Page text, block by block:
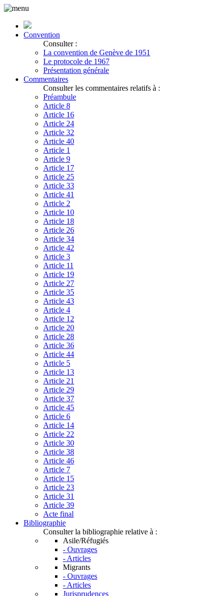
Convention
Consulter :
La convention de Genève de 1951
Le protocole de 1967
Présentation générale
Commentaires
Consulter les commentaires relatifs à :
Préambule
Article 8
Article 16
Article 24
Article 32
Article 40
Article 1
Article 9
Article 17
Article 25
Article 33
Article 41
Article 2
Article 10
Article 18
Article 26
Article 34
Article 42
Article 3
Article 11
Article 19
Article 27
Article 35
Article 43
Article 4
Article 12
Article 20
Article 28
Article 36
Article 44
Article 5
Article 13
Article 21
Article 29
Article 37
Article 45
Article 6
Article 14
Article 22
Article 30
Article 38
Article 46
Article 7
Article 15
Article 23
Article 31
Article 39
Acte final
Bibliographie
Consulter la bibliographie relative à :
Asile/Réfugiés
- Ouvrages
- Articles
Migrants
- Ouvrages
- Articles
Jurisprudences